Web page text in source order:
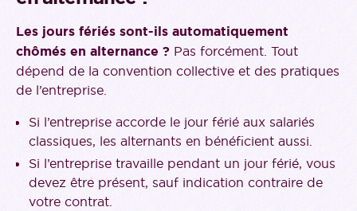
Les jours fériés sont-ils automatiquement
chômés en alternance ? Pas forcément. Tout
dépend de la convention collective et des pratiques
de l’entreprise.
Si l’entreprise accorde le jour férié aux salariés
classiques, les alternants en bénéficient aussi.
Si l’entreprise travaille pendant un jour férié, vous
devez être présent, sauf indication contraire de
votre contrat.